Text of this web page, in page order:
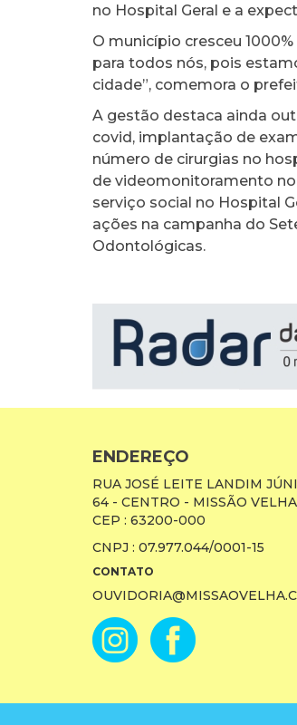
no Hospital Geral e a
O município cresceu
para todos nós, pois
cidade”, comemora o
A gestão destaca ainda
covid, implantação de
número de cirurgias no
de videomonitoramento
serviço social no Hospital
ações na campanha do
Odontológicas.
ENDEREÇO
RUA JOSÉ LEITE LANDIM
64 - CENTRO - MISSÃO
CEP : 63200-000
CNPJ : 07.977.044/0001-15
CONTATO